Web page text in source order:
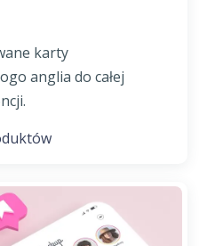
karty
anglia do całej